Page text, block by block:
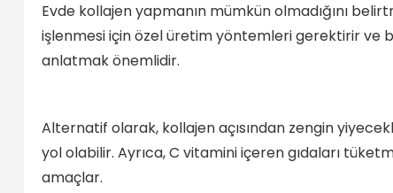
Evde kollajen yapmanın mümkün olmadığını
işlenmesi için özel üretim yöntemleri gerektirir ve
anlatmak önemlidir.
Alternatif olarak, kollajen açısından zengin
yol olabilir. Ayrıca, C vitamini içeren gıdaları
amaçlar.